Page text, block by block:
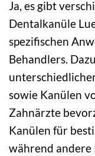
Ja, es gibt
Dentalkanüle
spezifischen
Behandlers.
sowie Kanülen
Zahnärzte
Kanülen für
während andere